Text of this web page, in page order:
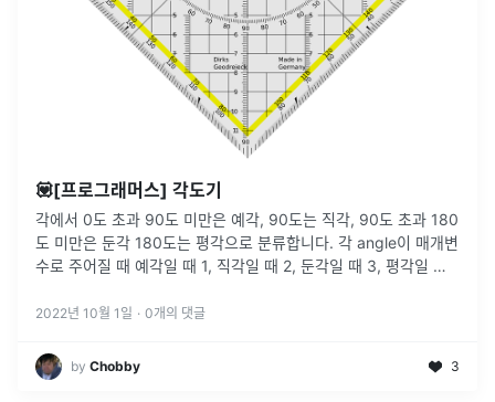
💟[프로그래머스] 각도기
각에서 0도 초과 90도 미만은 예각, 90도는 직각, 90도 초과 180
도 미만은 둔각 180도는 평각으로 분류합니다. 각 angle이 매개변
수로 주어질 때 예각일 때 1, 직각일 때 2, 둔각일 때 3, 평각일 때
2022년 10월 1일 · 0개의 댓글
by Chobby 3